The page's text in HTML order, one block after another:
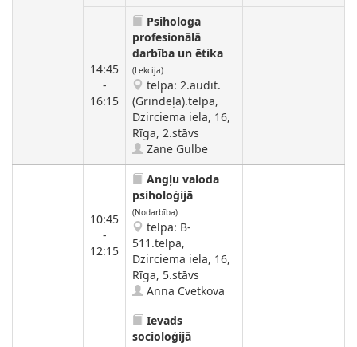
14:45
-
16:15
Psihologa
profesionālā
darbība un ētika
(Lekcija)
telpa: 2.audit.
(Grindeļa).telpa,
Dzirciema iela, 16,
Rīga, 2.stāvs
Zane Gulbe
10:45
-
12:15
Angļu valoda
psiholoģijā
(Nodarbība)
telpa: B-
511.telpa,
Dzirciema iela, 16,
Rīga, 5.stāvs
Anna Cvetkova
Ievads
socioloģijā